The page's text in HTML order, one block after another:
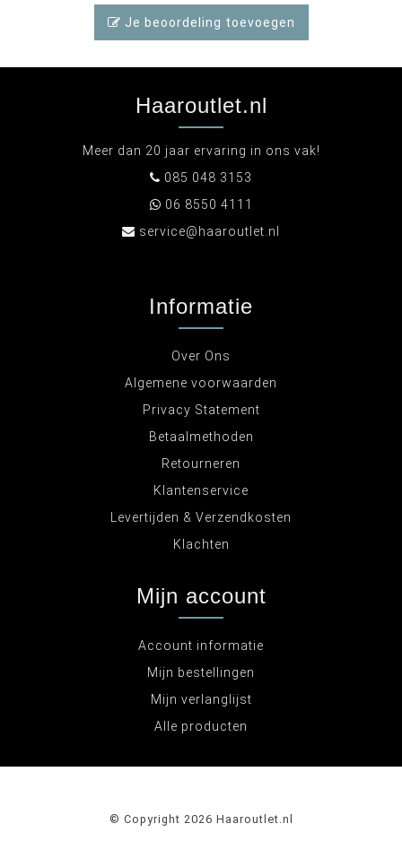
Je beoordeling toevoegen
Haaroutlet.nl
Meer dan 20 jaar ervaring in ons vak!
085 048 3153
06 8550 4111
service@haaroutlet.nl
Informatie
Over Ons
Algemene voorwaarden
Privacy Statement
Betaalmethoden
Retourneren
Klantenservice
Levertijden & Verzendkosten
Klachten
Mijn account
Account informatie
Mijn bestellingen
Mijn verlanglijst
Alle producten
© Copyright 2026 Haaroutlet.nl